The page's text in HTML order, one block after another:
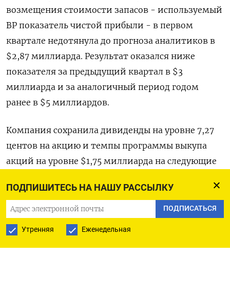
ПОДПИШИТЕСЬ НА НАШУ РАССЫЛКУ
ПОДПИСАТЬСЯ
Утренняя Еженедельная
возмещения стоимости запасов - используемый
BP показатель чистой прибыли - в первом
квартале недотянула до прогноза аналитиков в
$2,87 миллиарда. Результат оказался ниже
показателя за предыдущий квартал в $3
миллиарда и за аналогичный период годом
ранее в $5 миллиардов.
Компания сохранила дивиденды на уровне 7,27
центов на акцию и темпы программы выкупа
акций на уровне $1,75 миллиарда на следующие
Оригинал сообщения на английском языке
доступен по коду:
(Рон Буссо)